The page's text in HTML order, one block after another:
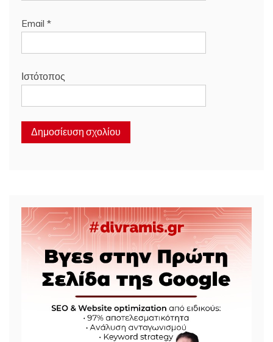
Email *
Ιστότοπος